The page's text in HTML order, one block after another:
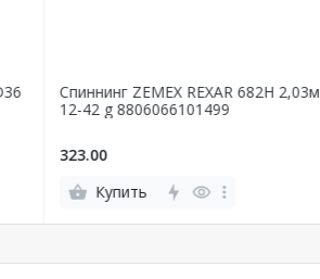
Спиннинг ZEMEX REXAR 682H 2,03м
12-42 g 8806066101499
323.00
Купить